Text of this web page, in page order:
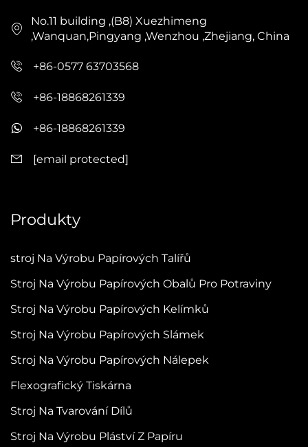
No.11 building ,(B8) Xuezhimeng
,Wanquan,Pingyang ,Wenzhou ,Zhejiang, China
+86-0577 63703568
+86-18868261339
+86-18868261339
[email protected]
Produkty
stroj Na Výrobu Papírových Talířů
Stroj Na Výrobu Papírových Obalů Pro Potraviny
Stroj Na Výrobu Papírových Kelímků
Stroj Na Výrobu Papírových Slámek
Stroj Na Výrobu Papírových Nálepek
Flexografický Tiskárna
Stroj Na Tvarování Dílů
Stroj Na Výrobu Pláství Z Papíru